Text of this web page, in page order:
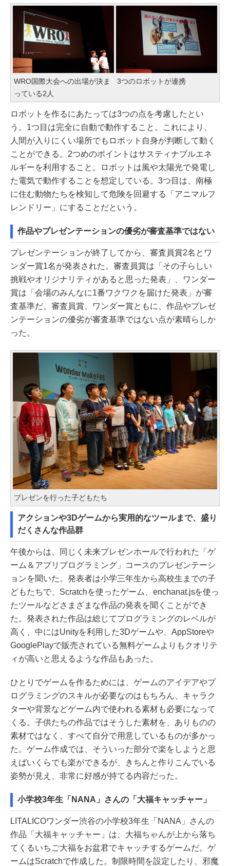
WRO国際大会への出場が決ま
っている2人
3つのロボットが連携
ロボットを作るにあたっては3つの点を考慮したとい
う。1つ目は完全に自動で動作すること。これにより、
人間が入りにくい場所でもロボット自身が判断して動く
ことができる。2つめのポイントはサスティナブルエネ
ルギーを利用すること。ロボットは風や太陽光で発電し
た電気で動作することを想定している。3つ目は、南極
に住む動物たちを検知して危険を回避する「アニマルフ
レンドリー」にすることだという。
作品やプレゼンテーションの優劣が審査基準ではない
プレゼンテーションが終了してから、審査員賞2名とワ
ンダー賞1名が発表された。審査員賞は「その子らしい
挑戦やオリジナリティがあると思った発表」、ワンダー
賞は「会場のみんなに1番ワクワクを届けた発表」が審
査基準だ。審査員賞、ワンダー賞ともに、作品やプレゼ
ンテーションの優劣が審査基準ではない点が素晴らしか
った。
プレゼンを行った子どもたち
アクションや3Dゲームから実用的なツールまで、盛り
だくさんな作品群
午後からは、同じく未来プレゼンホールで行われた「ゲ
ーム＆アプリプログラミング」コースのプレゼンテーシ
ョンを聞いた。発表者は小学三年生から高校生までの子
どもたちで、Scratchを使ったゲーム、enchanat.jsを使っ
たツールなどさまざまな作品の発表を聞くことができ
た。発表された作品は総じてプログラミングのレベルが
高く、中にはUnityを利用した3Dゲームや、AppStoreや
GooglePlayで販売されている無料ゲームよりもクオリテ
ィが高いと思えるような作品もあった。
ひとりでゲームを作るためには、ゲームのアイデアやプ
ログラミングのスキルが必要なのはもちろん、キャラク
ターや背景などゲーム内で使われる素材も必要になって
くる。子供たちの作品ではそうした素材を、ありものの
素材ではなく、すべて自分で用意しているものが多かっ
た。ゲーム作成では、そういった部分で楽をしようと思
えばいくらでも楽ができるが、きちんと作りこんでいる
姿勢が見え、非常に好感が持てる内容だった。
小学校3年生「NANA」さんの「大福キャッチャー」
LITALICOワンダー渋谷の小学校3年生「NANA」さんの
作品「大福キャッチャー」は、大福ちゃんが上から落ち
てくるいちご大福をお盆君でキャッチするゲームだ。ゲ
ームはScratchで作成した。制限時間を設定したり、邪魔